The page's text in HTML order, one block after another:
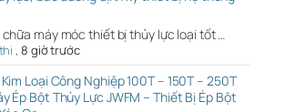
máy móc thiết bị thủy lực loại tốt …
, 8 giờ trước
Loại Công Nghiệp 100T – 150T – 250T
Ép Bột Thủy Lực JWFM – Thiết Bị Ép Bột